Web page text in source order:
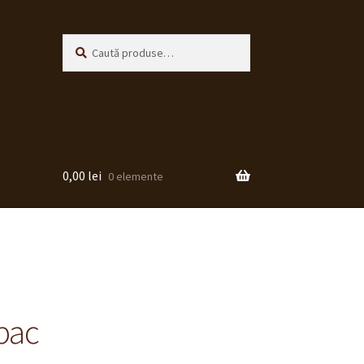
după:
0,00 lei 0 elemente